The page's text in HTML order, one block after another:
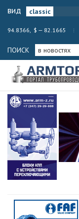
вид
94.8366, $ — 82.1665
ПОИСК в новостях